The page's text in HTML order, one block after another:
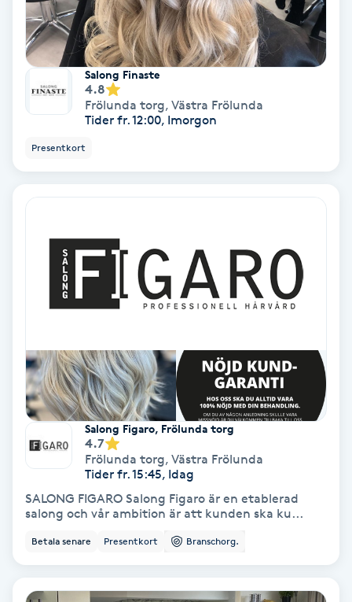
Brynfärgning
Brynplockning
Bröllopsuppsättning
Celluliter
Color correction
Cryoterapi
Damklippning
Dermapen
Diamantslipning
Enzympeeling
Salong Finaste
4.8
Frölunda torg, Västra Frölunda
Tider fr. 12:00, Imorgon
Presentkort
Salong Figaro, Frölunda torg
4.7
Frölunda torg, Västra Frölunda
Tider fr. 15:45, Idag
SALONG FIGARO Salong Figaro är en etablerad
salong och vår ambition är att kunden ska ku...
Betala senare Presentkort Branschorg.